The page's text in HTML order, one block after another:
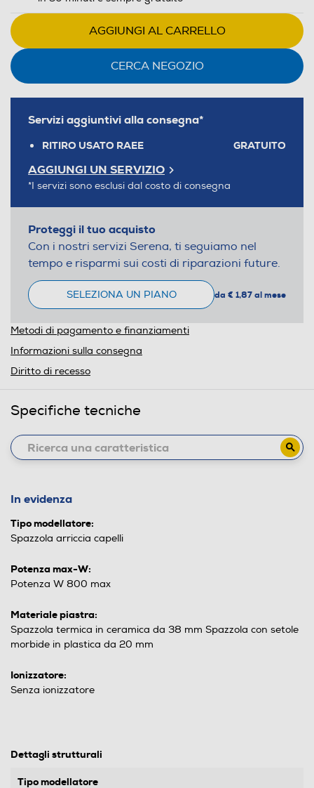
AGGIUNGI AL CARRELLO
CERCA NEGOZIO
Servizi aggiuntivi alla consegna*
RITIRO USATO RAEE GRATUITO
AGGIUNGI UN SERVIZIO
*I servizi sono esclusi dal costo di consegna
Proteggi il tuo acquisto
Con i nostri servizi Serena, ti seguiamo nel
tempo e risparmi sui costi di riparazioni future.
SELEZIONA UN PIANO da € 1,87 al mese
Metodi di pagamento e finanziamenti
Informazioni sulla consegna
Diritto di recesso
Specifiche tecniche
In evidenza
Tipo modellatore:
Spazzola arriccia capelli
Potenza max-W:
Potenza W 800 max
Materiale piastra:
Spazzola termica in ceramica da 38 mm Spazzola con setole
morbide in plastica da 20 mm
Ionizzatore:
Senza ionizzatore
Dettagli strutturali
Tipo modellatore